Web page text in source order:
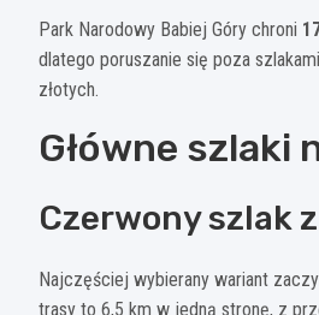
Park Narodowy Babiej Góry chroni
dlatego poruszanie się poza
złotych.
Główne szlaki
Czerwony szlak
Najczęściej wybierany wariant
trasy to 6,5 km w jedną stronę, z